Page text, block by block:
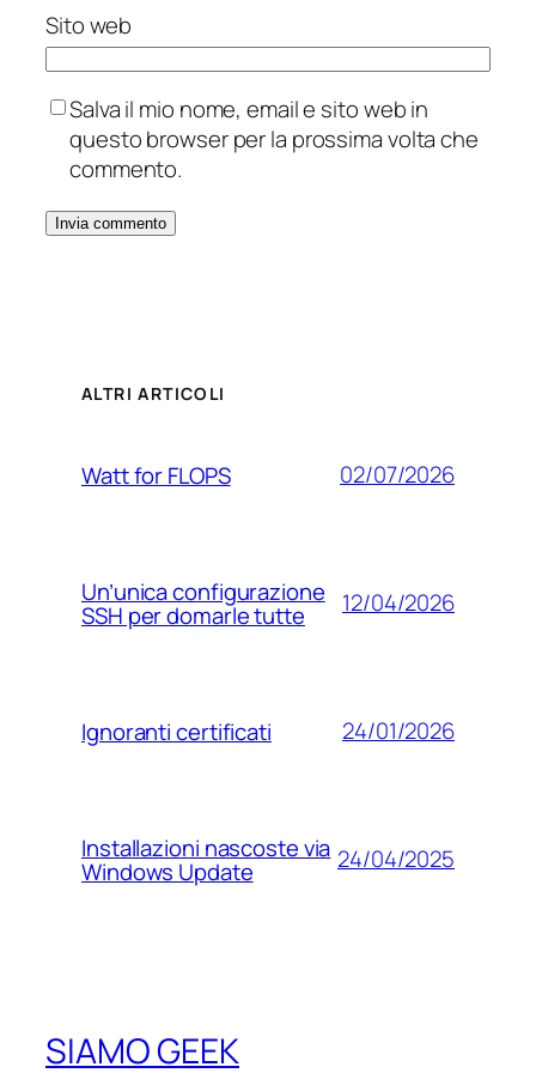
Sito web
Salva il mio nome, email e sito web in
questo browser per la prossima volta che
commento.
ALTRI ARTICOLI
Watt for FLOPS 02/07/2026
Un’unica configurazione
SSH per domarle tutte 12/04/2026
Ignoranti certificati 24/01/2026
Installazioni nascoste via
Windows Update 24/04/2025
SIAMO GEEK